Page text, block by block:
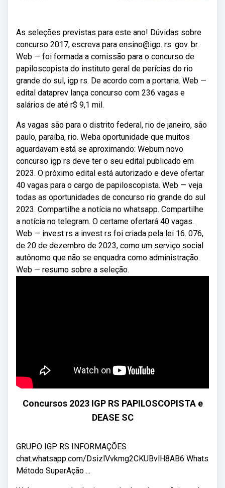
As seleções previstas para este ano! Dúvidas sobre
concurso 2017, escreva para ensino@igp. rs. gov. br.
Web — foi formada a comissão para o concurso de
papiloscopista do instituto geral de perícias do rio
grande do sul, igp rs. De acordo com a portaria. Web —
edital dataprev lança concurso com 236 vagas e
salários de até r$ 9,1 mil.
As vagas são para o distrito federal, rio de janeiro, são
paulo, paraíba, rio. Weba oportunidade que muitos
aguardavam está se aproximando: Webum novo
concurso igp rs deve ter o seu edital publicado em
2023. O próximo edital está autorizado e deve ofertar
40 vagas para o cargo de papiloscopista. Web — veja
todas as oportunidades de concurso rio grande do sul
2023. Compartilhe a notícia no whatsapp. Compartilhe
a notícia no telegram. O certame ofertará 40 vagas.
Web — invest rs a invest rs foi criada pela lei 16. 076,
de 20 de dezembro de 2023, como um serviço social
autônomo que não se enquadra como administração.
Web — resumo sobre a seleção.
Concursos 2023 IGP RS PAPILOSCOPISTA e
DEASE SC
GRUPO IGP RS INFORMAÇÕES
chat.whatsapp.com/DsizlVvkmg2CKUBvlH8AB6 Whats
Método SuperAção ...